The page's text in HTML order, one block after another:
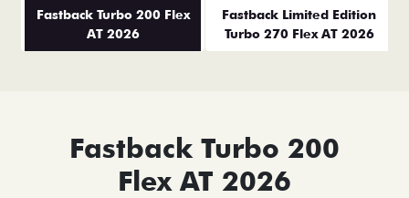
Fastback Turbo 200 Flex
AT 2026
Fastback Limited Edition
Turbo 270 Flex AT 2026
Fastback Turbo 200
Flex AT 2026